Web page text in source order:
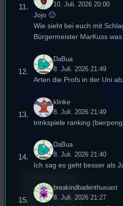
Satzung
Impressum
Datenschutz
(EU)
Empfang
EPK & Presse
für
Universitätsstraße 31
93053 Regensburg
10. Juli. 2026 20:00
Jojo 🙂
Wie sieht bei euch mit
Bürgermeister MarKuss
DaBua
8. Juli. 2026 21:49
Arten die Profs in der Uni
klinke
8. Juli. 2026 21:49
trinkspiele ranking
DaBua
8. Juli. 2026 21:40
Ich sag es geht besser als
breakindbadenthusiast
8. Juli. 2026 21:27